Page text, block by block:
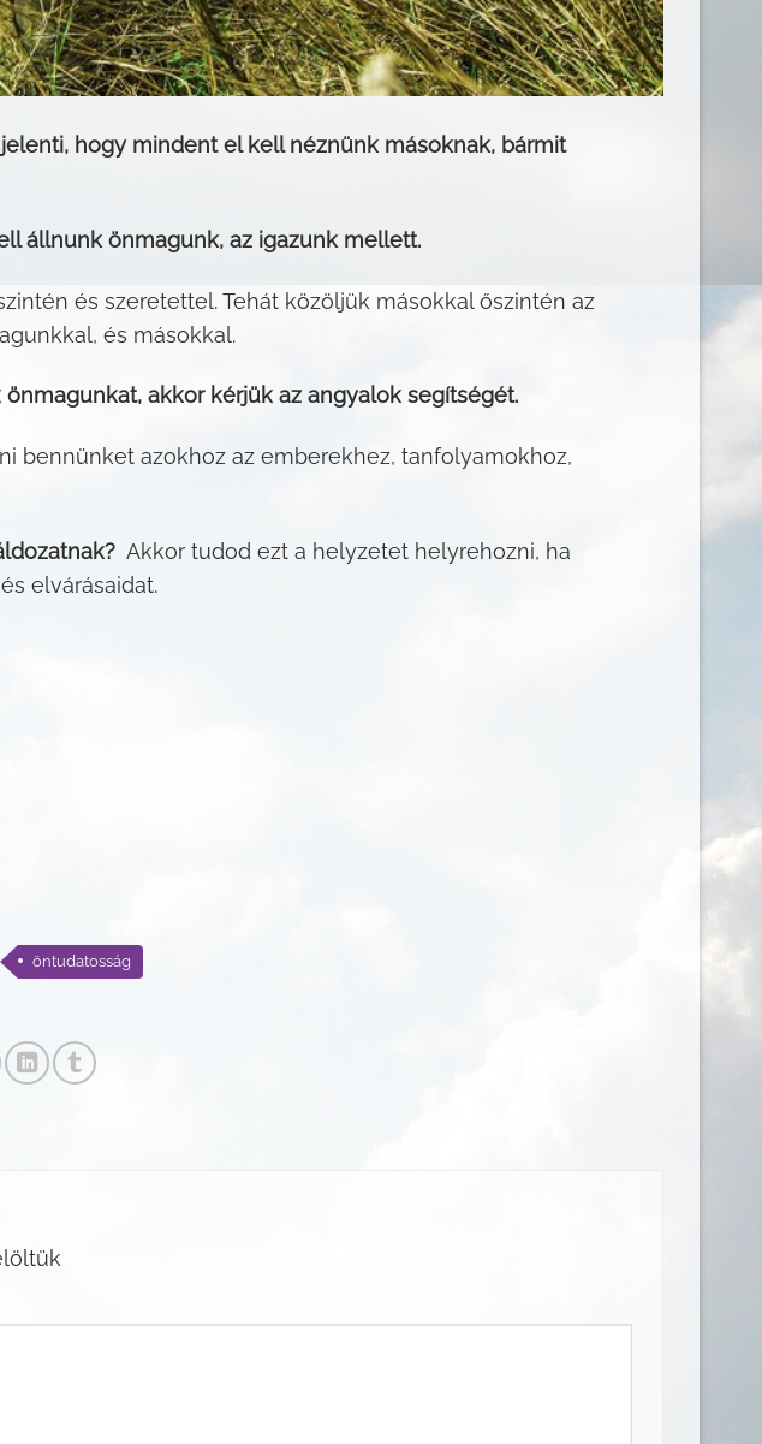
hogy mindent el kell néznünk másoknak, bármit
állnunk önmagunk, az igazunk mellett.
és szeretettel. Tehát közöljük másokkal őszintén az
és másokkal.
akkor kérjük az angyalok segítségét.
bennünket azokhoz az emberekhez, tanfolyamokhoz,
Akkor tudod ezt a helyzetet helyrehozni, ha
elvárásaidat.
öntudatosság